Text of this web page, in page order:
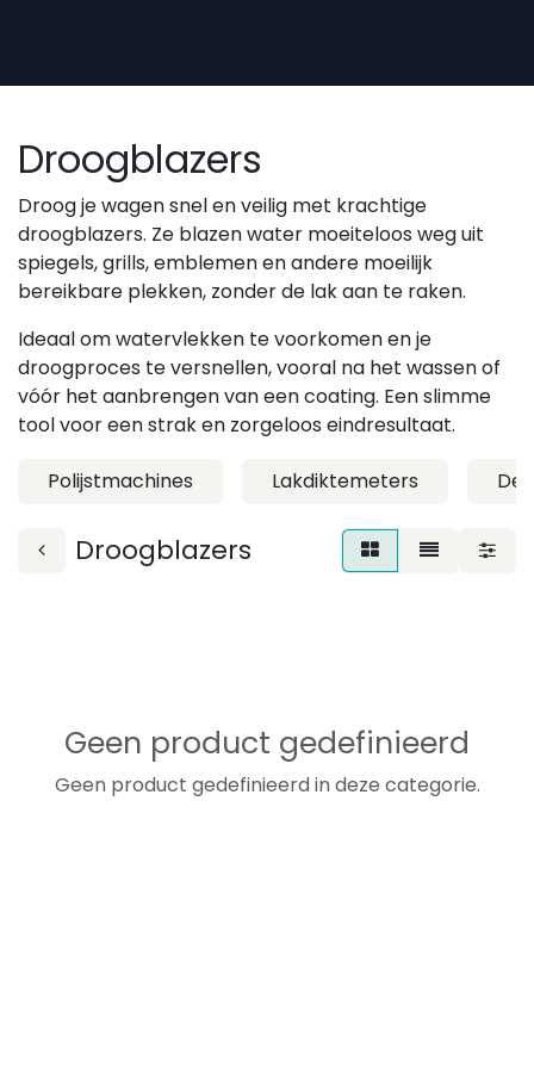
Droogblazers
Droog je wagen snel en veilig met krachtige
droogblazers. Ze blazen water moeiteloos weg uit
spiegels, grills, emblemen en andere moeilijk
bereikbare plekken, zonder de lak aan te raken.
Ideaal om watervlekken te voorkomen en je
droogproces te versnellen, vooral na het wassen of
vóór het aanbrengen van een coating. Een slimme
tool voor een strak en zorgeloos eindresultaat.
Polijstmachines Lakdiktemeters
Droogblazers
Geen product gedefinieerd
Geen product gedefinieerd in deze categorie.